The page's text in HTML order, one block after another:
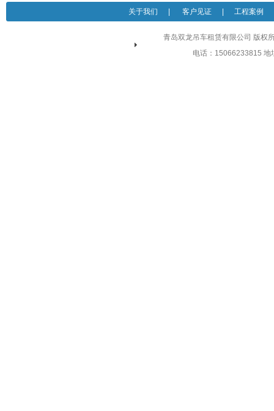
关于我们 客户见证 工程案例
青岛双龙吊车租赁有限公司 版权
电话：15066233815 地